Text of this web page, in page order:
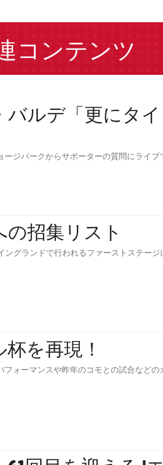
コンテンツ
バルデ「更にタ
ジパークからサポーターの質問にライブ
招集リスト
ングランドで行われるファーストステージ
を再現！
フォーマンスや昨年のコモとの試合などの